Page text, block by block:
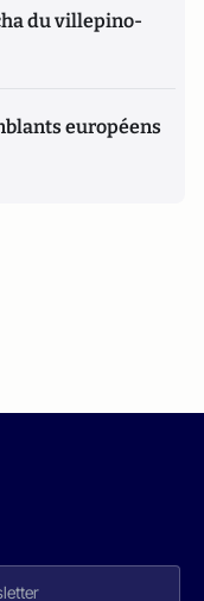
du villepino-
européens